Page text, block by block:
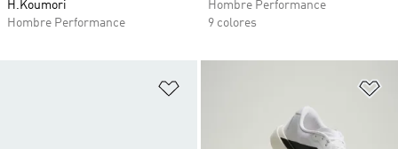
H.Koumori
Hombre Performance
Hombre Performance
9 colores